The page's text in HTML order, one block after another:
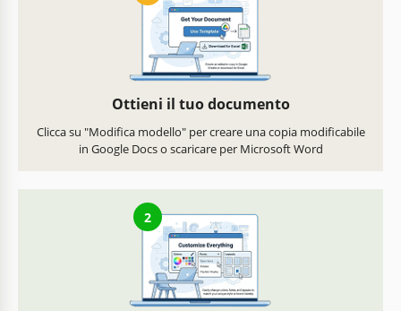
Ottieni il tuo documento
Clicca su "Modifica modello" per creare una copia modificabile
in Google Docs o scaricare per Microsoft Word
2